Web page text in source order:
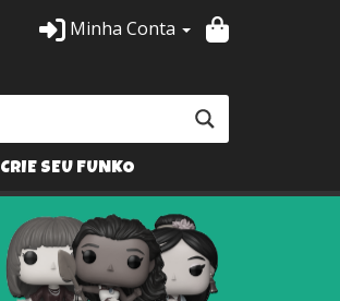
Minha Conta
CRIE SEU FUNKO